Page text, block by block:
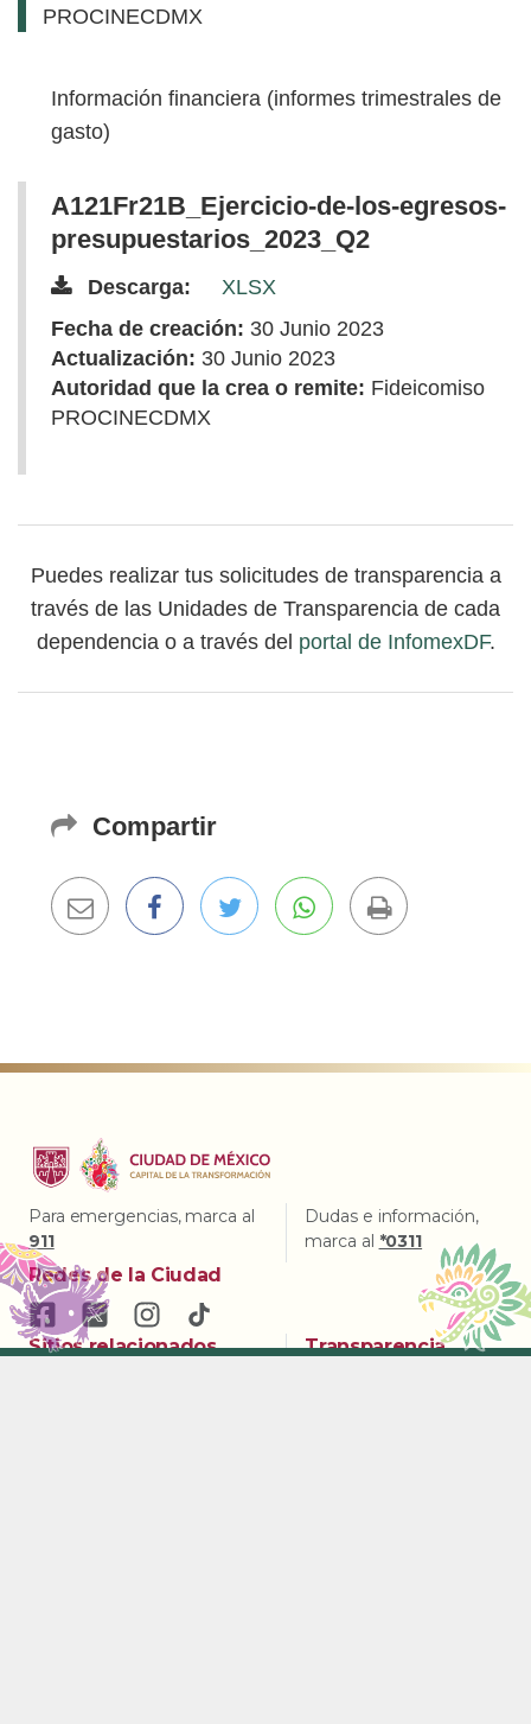
PROCINECDMX
Información financiera (informes trimestrales de
gasto)
A121Fr21B_Ejercicio-de-los-egresos-
presupuestarios_2023_Q2
Descarga:
XLSX
Fecha de creación: 30 Junio 2023
Actualización: 30 Junio 2023
Autoridad que la crea o remite: Fideicomiso
PROCINECDMX
Puedes realizar tus solicitudes de transparencia a
través de las Unidades de Transparencia de cada
dependencia o a través del portal de InfomexDF.
Compartir